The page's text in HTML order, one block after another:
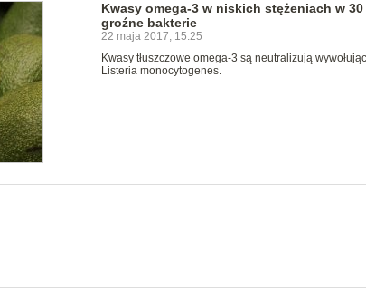
Kwasy omega-3 w niskich stężeniach w
groźne bakterie
22 maja 2017, 15:25
Kwasy tłuszczowe omega-3 są neutralizują
Listeria monocytogenes.